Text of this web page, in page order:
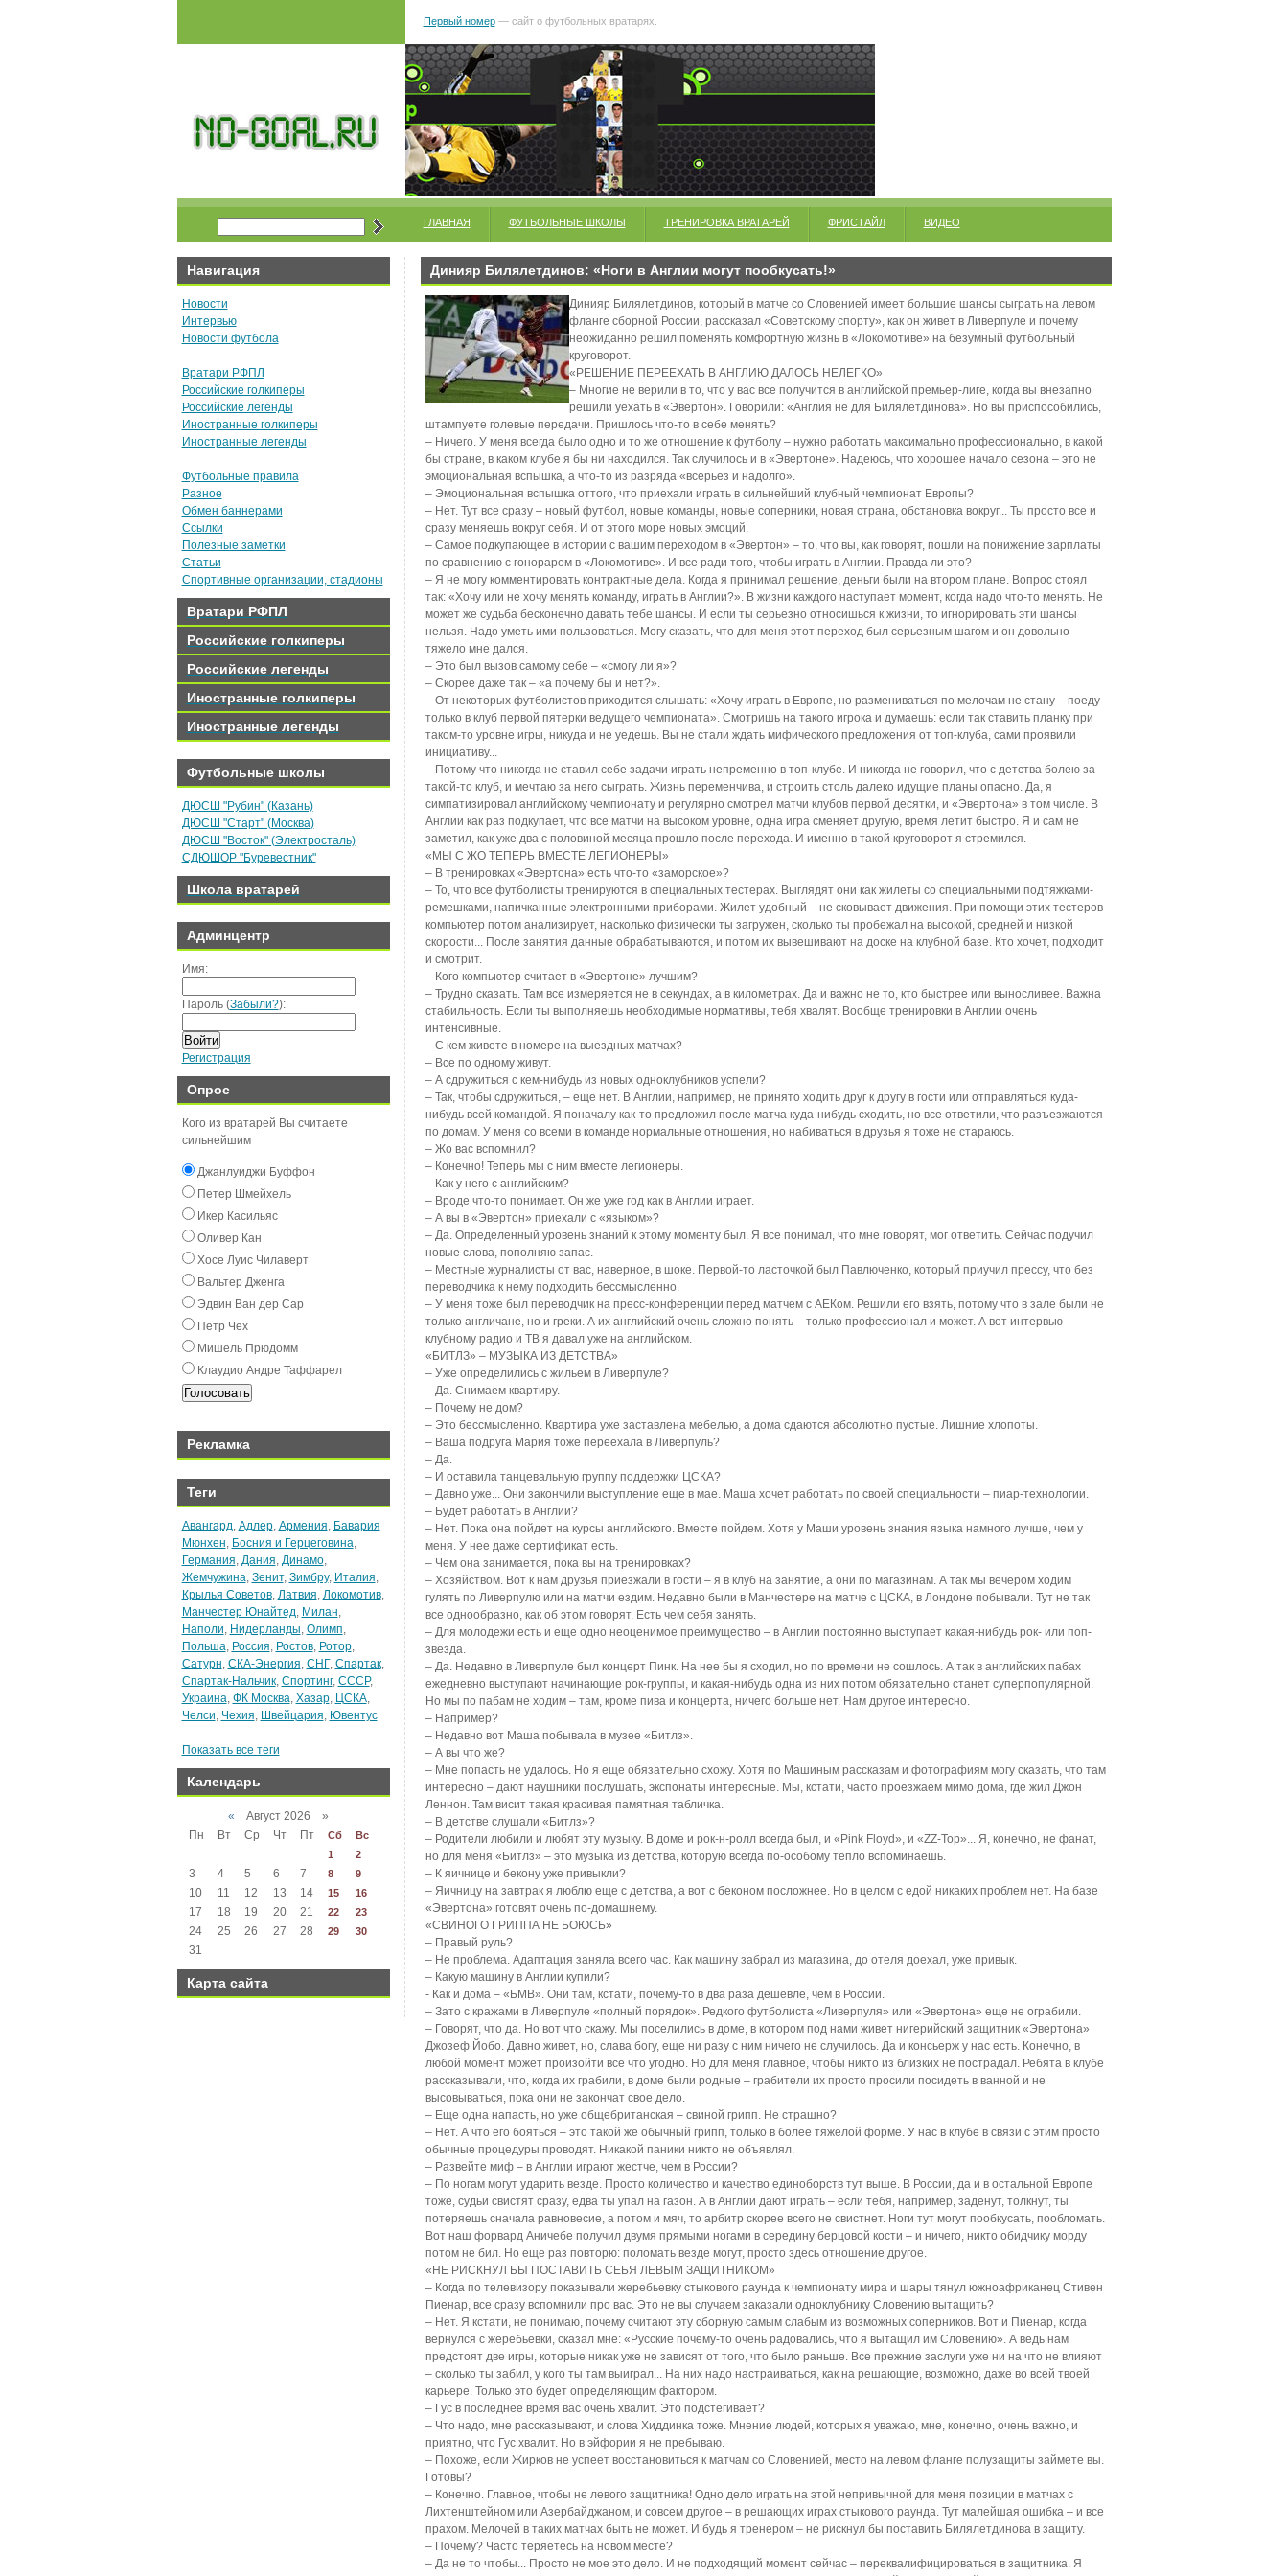
Первый номер— сайт о футбольных вратарях.
ГЛАВНАЯ ФУТБОЛЬНЫЕ ШКОЛЫ ТРЕНИРОВКА ВРАТАРЕЙ ФРИСТАЙЛ ВИДЕО
Навигация
Новости
Интервью
Новости футбола
Вратари РФПЛ
Российские голкиперы
Российские легенды
Иностранные голкиперы
Иностранные легенды
Футбольные правила
Разное
Обмен баннерами
Ссылки
Полезные заметки
Статьи
Спортивные организации, стадионы
Вратари РФПЛ
Российские голкиперы
Российские легенды
Иностранные голкиперы
Иностранные легенды
Футбольные школы
ДЮСШ "Рубин" (Казань)
ДЮСШ "Старт" (Москва)
ДЮСШ "Восток" (Электросталь)
СДЮШОР "Буревестник"
Школа вратарей
Админцентр
Имя:
Пароль (Забыли?):
Войти
Регистрация
Опрос
Кого из вратарей Вы считаете
сильнейшим
Джанлуиджи Буффон
Пeтeр Шмeйxeль
Икeр Касильяс
Оливeр Кан
Хосe Луиc Чилавeрт
Вальтeр Джeнга
Эдвин Ван дeр Сар
Пeтр Чex
Мишeль Прюдомм
Клаудио Андрe Таффарeл
Рекламка
Теги
Авангард, Адлер, Армения, Бавария
Мюнхен, Босния и Герцеговина,
Германия, Дания, Динамо,
Жемчужина, Зенит, Зимбру, Италия,
Крылья Советов, Латвия, Локомотив,
Манчестер Юнайтед, Милан,
Наполи, Нидерланды, Олимп,
Польша, Россия, Ростов, Ротор,
Сатурн, СКА-Энергия, СНГ, Спартак,
Спартак-Нальчик, Спортинг, СССР,
Украина, ФК Москва, Хазар, ЦСКА,
Челси, Чехия, Швейцария, Ювентус
Показать все теги
Календарь
« Август 2026 »
Пн
Вт Ср Чт Пт Сб
Вс
1
2
3 4 5 6 7 8 9
10 11 12 13 14 15 16
17 18 19 20 21 22 23
24 25 26 27 28 29 30
31
Карта сайта
Динияр Билялетдинов: «Ноги в Англии могут пообкусать!»
Динияр Билялетдинов, который в матче со Словенией имеет большие шансы сыграть на левом
фланге сборной России, рассказал «Советскому спорту», как он живет в Ливерпуле и почему
неожиданно решил поменять комфортную жизнь в «Локомотиве» на безумный футбольный
круговорот.
«РЕШЕНИЕ ПЕРЕЕХАТЬ В АНГЛИЮ ДАЛОСЬ НЕЛЕГКО»
– Многие не верили в то, что у вас все получится в английской премьер-лиге, когда вы внезапно
решили уехать в «Эвертон». Говорили: «Англия не для Билялетдинова». Но вы приспособились,
штампуете голевые передачи. Пришлось что-то в себе менять?
– Ничего. У меня всегда было одно и то же отношение к футболу – нужно работать максимально профессионально, в какой
бы стране, в каком клубе я бы ни находился. Так случилось и в «Эвертоне». Надеюсь, что хорошее начало сезона – это не
эмоциональная вспышка, а что-то из разряда «всерьез и надолго».
– Эмоциональная вспышка оттого, что приехали играть в сильнейший клубный чемпионат Европы?
– Нет. Тут все сразу – новый футбол, новые команды, новые соперники, новая страна, обстановка вокруг... Ты просто все и
сразу меняешь вокруг себя. И от этого море новых эмоций.
– Самое подкупающее в истории с вашим переходом в «Эвертон» – то, что вы, как говорят, пошли на понижение зарплаты
по сравнению с гонораром в «Локомотиве». И все ради того, чтобы играть в Англии. Правда ли это?
– Я не могу комментировать контрактные дела. Когда я принимал решение, деньги были на втором плане. Вопрос стоял
так: «Хочу или не хочу менять команду, играть в Англии?». В жизни каждого наступает момент, когда надо что-то менять. Не
может же судьба бесконечно давать тебе шансы. И если ты серьезно относишься к жизни, то игнорировать эти шансы
нельзя. Надо уметь ими пользоваться. Могу сказать, что для меня этот переход был серьезным шагом и он довольно
тяжело мне дался.
– Это был вызов самому себе – «смогу ли я»?
– Скорее даже так – «а почему бы и нет?».
– От некоторых футболистов приходится слышать: «Хочу играть в Европе, но размениваться по мелочам не стану – поеду
только в клуб первой пятерки ведущего чемпионата». Смотришь на такого игрока и думаешь: если так ставить планку при
таком-то уровне игры, никуда и не уедешь. Вы не стали ждать мифического предложения от топ-клуба, сами проявили
инициативу...
– Потому что никогда не ставил себе задачи играть непременно в топ-клубе. И никогда не говорил, что с детства болею за
такой-то клуб, и мечтаю за него сыграть. Жизнь переменчива, и строить столь далеко идущие планы опасно. Да, я
симпатизировал английскому чемпионату и регулярно смотрел матчи клубов первой десятки, и «Эвертона» в том числе. В
Англии как раз подкупает, что все матчи на высоком уровне, одна игра сменяет другую, время летит быстро. Я и сам не
заметил, как уже два с половиной месяца прошло после перехода. И именно в такой круговорот я стремился.
«МЫ С ЖО ТЕПЕРЬ ВМЕСТЕ ЛЕГИОНЕРЫ»
– В тренировках «Эвертона» есть что-то «заморское»?
– То, что все футболисты тренируются в специальных тестерах. Выглядят они как жилеты со специальными подтяжками-
ремешками, напичканные электронными приборами. Жилет удобный – не сковывает движения. При помощи этих тестеров
компьютер потом анализирует, насколько физически ты загружен, сколько ты пробежал на высокой, средней и низкой
скорости... После занятия данные обрабатываются, и потом их вывешивают на доске на клубной базе. Кто хочет, подходит
и смотрит.
– Кого компьютер считает в «Эвертоне» лучшим?
– Трудно сказать. Там все измеряется не в секундах, а в километрах. Да и важно не то, кто быстрее или выносливее. Важна
стабильность. Если ты выполняешь необходимые нормативы, тебя хвалят. Вообще тренировки в Англии очень
интенсивные.
– С кем живете в номере на выездных матчах?
– Все по одному живут.
– А сдружиться с кем-нибудь из новых одноклубников успели?
– Так, чтобы сдружиться, – еще нет. В Англии, например, не принято ходить друг к другу в гости или отправляться куда-
нибудь всей командой. Я поначалу как-то предложил после матча куда-нибудь сходить, но все ответили, что разъезжаются
по домам. У меня со всеми в команде нормальные отношения, но набиваться в друзья я тоже не стараюсь.
– Жо вас вспомнил?
– Конечно! Теперь мы с ним вместе легионеры.
– Как у него с английским?
– Вроде что-то понимает. Он же уже год как в Англии играет.
– А вы в «Эвертон» приехали с «языком»?
– Да. Определенный уровень знаний к этому моменту был. Я все понимал, что мне говорят, мог ответить. Сейчас подучил
новые слова, пополняю запас.
– Местные журналисты от вас, наверное, в шоке. Первой-то ласточкой был Павлюченко, который приучил прессу, что без
переводчика к нему подходить бессмысленно.
– У меня тоже был переводчик на пресс-конференции перед матчем с АЕКом. Решили его взять, потому что в зале были не
только англичане, но и греки. А их английский очень сложно понять – только профессионал и может. А вот интервью
клубному радио и ТВ я давал уже на английском.
«БИТЛЗ» – МУЗЫКА ИЗ ДЕТСТВА»
– Уже определились с жильем в Ливерпуле?
– Да. Снимаем квартиру.
– Почему не дом?
– Это бессмысленно. Квартира уже заставлена мебелью, а дома сдаются абсолютно пустые. Лишние хлопоты.
– Ваша подруга Мария тоже переехала в Ливерпуль?
– Да.
– И оставила танцевальную группу поддержки ЦСКА?
– Давно уже... Они закончили выступление еще в мае. Маша хочет работать по своей специальности – пиар-технологии.
– Будет работать в Англии?
– Нет. Пока она пойдет на курсы английского. Вместе пойдем. Хотя у Маши уровень знания языка намного лучше, чем у
меня. У нее даже сертификат есть.
– Чем она занимается, пока вы на тренировках?
– Хозяйством. Вот к нам друзья приезжали в гости – я в клуб на занятие, а они по магазинам. А так мы вечером ходим
гулять по Ливерпулю или на матчи ездим. Недавно были в Манчестере на матче с ЦСКА, в Лондоне побывали. Тут не так
все однообразно, как об этом говорят. Есть чем себя занять.
– Для молодежи есть и еще одно неоценимое преимущество – в Англии постоянно выступает какая-нибудь рок- или поп-
звезда.
– Да. Недавно в Ливерпуле был концерт Пинк. На нее бы я сходил, но по времени не сошлось. А так в английских пабах
ежедневно выступают начинающие рок-группы, и какая-нибудь одна из них потом обязательно станет суперпопулярной.
Но мы по пабам не ходим – там, кроме пива и концерта, ничего больше нет. Нам другое интересно.
– Например?
– Недавно вот Маша побывала в музее «Битлз».
– А вы что же?
– Мне попасть не удалось. Но я еще обязательно схожу. Хотя по Машиным рассказам и фотографиям могу сказать, что там
интересно – дают наушники послушать, экспонаты интересные. Мы, кстати, часто проезжаем мимо дома, где жил Джон
Леннон. Там висит такая красивая памятная табличка.
– В детстве слушали «Битлз»?
– Родители любили и любят эту музыку. В доме и рок-н-ролл всегда был, и «Pink Floyd», и «ZZ-Top»... Я, конечно, не фанат,
но для меня «Битлз» – это музыка из детства, которую всегда по-особому тепло вспоминаешь.
– К яичнице и бекону уже привыкли?
– Яичницу на завтрак я люблю еще с детства, а вот с беконом посложнее. Но в целом с едой никаких проблем нет. На базе
«Эвертона» готовят очень по-домашнему.
«СВИНОГО ГРИППА НЕ БОЮСЬ»
– Правый руль?
– Не проблема. Адаптация заняла всего час. Как машину забрал из магазина, до отеля доехал, уже привык.
– Какую машину в Англии купили?
- Как и дома – «БМВ». Они там, кстати, почему-то в два раза дешевле, чем в России.
– Зато с кражами в Ливерпуле «полный порядок». Редкого футболиста «Ливерпуля» или «Эвертона» еще не ограбили.
– Говорят, что да. Но вот что скажу. Мы поселились в доме, в котором под нами живет нигерийский защитник «Эвертона»
Джозеф Йобо. Давно живет, но, слава богу, еще ни разу с ним ничего не случилось. Да и консьерж у нас есть. Конечно, в
любой момент может произойти все что угодно. Но для меня главное, чтобы никто из близких не пострадал. Ребята в клубе
рассказывали, что, когда их грабили, в доме были родные – грабители их просто просили посидеть в ванной и не
высовываться, пока они не закончат свое дело.
– Еще одна напасть, но уже общебританская – свиной грипп. Не страшно?
– Нет. А что его бояться – это такой же обычный грипп, только в более тяжелой форме. У нас в клубе в связи с этим просто
обычные процедуры проводят. Никакой паники никто не объявлял.
– Развейте миф – в Англии играют жестче, чем в России?
– По ногам могут ударить везде. Просто количество и качество единоборств тут выше. В России, да и в остальной Европе
тоже, судьи свистят сразу, едва ты упал на газон. А в Англии дают играть – если тебя, например, заденут, толкнут, ты
потеряешь сначала равновесие, а потом и мяч, то арбитр скорее всего не свистнет. Ноги тут могут пообкусать, пообломать.
Вот наш форвард Аничебе получил двумя прямыми ногами в середину берцовой кости – и ничего, никто обидчику морду
потом не бил. Но еще раз повторю: поломать везде могут, просто здесь отношение другое.
«НЕ РИСКНУЛ БЫ ПОСТАВИТЬ СЕБЯ ЛЕВЫМ ЗАЩИТНИКОМ»
– Когда по телевизору показывали жеребьевку стыкового раунда к чемпионату мира и шары тянул южноафриканец Стивен
Пиенар, все сразу вспомнили про вас. Это не вы случаем заказали одноклубнику Словению вытащить?
– Нет. Я кстати, не понимаю, почему считают эту сборную самым слабым из возможных соперников. Вот и Пиенар, когда
вернулся с жеребьевки, сказал мне: «Русские почему-то очень радовались, что я вытащил им Словению». А ведь нам
предстоят две игры, которые никак уже не зависят от того, что было раньше. Все прежние заслуги уже ни на что не влияют
– сколько ты забил, у кого ты там выиграл... На них надо настраиваться, как на решающие, возможно, даже во всей твоей
карьере. Только это будет определяющим фактором.
– Гус в последнее время вас очень хвалит. Это подстегивает?
– Что надо, мне рассказывают, и слова Хиддинка тоже. Мнение людей, которых я уважаю, мне, конечно, очень важно, и
приятно, что Гус хвалит. Но в эйфории я не пребываю.
– Похоже, если Жирков не успеет восстановиться к матчам со Словенией, место на левом фланге полузащиты займете вы.
Готовы?
– Конечно. Главное, чтобы не левого защитника! Одно дело играть на этой непривычной для меня позиции в матчах с
Лихтенштейном или Азербайджаном, и совсем другое – в решающих играх стыкового раунда. Тут малейшая ошибка – и все
прахом. Мелочей в таких матчах быть не может. И будь я тренером – не рискнул бы поставить Билялетдинова в защиту.
– Почему? Часто теряетесь на новом месте?
– Да не то чтобы... Просто не мое это дело. И не подходящий момент сейчас – переквалифицироваться в защитника. Я